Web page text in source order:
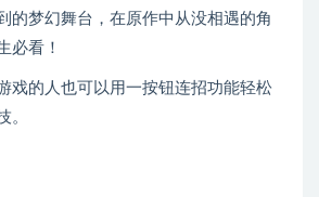
的梦幻舞台，在原作中从没相遇的角
必看！
戏的人也可以用一按钮连招功能轻松
。